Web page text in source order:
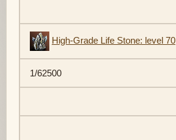
High-Grade Life Stone: level 70
1/62500